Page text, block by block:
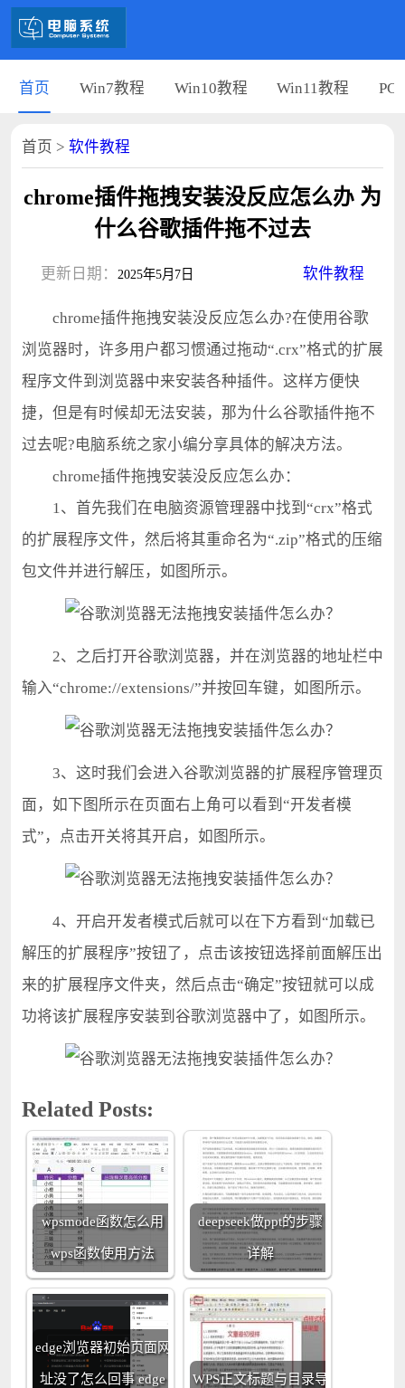
首页 Win7教程 Win10教程 Win11教程 PC
首页 > 软件教程
chrome插件拖拽安装没反应怎么办 为
什么谷歌插件拖不过去
更新日期： 2025年5月7日 软件教程
chrome插件拖拽安装没反应怎么办?在使用谷歌
浏览器时，许多用户都习惯通过拖动“.crx”格式的扩展
程序文件到浏览器中来安装各种插件。这样方便快
捷，但是有时候却无法安装，那为什么谷歌插件拖不
过去呢?电脑系统之家小编分享具体的解决方法。
chrome插件拖拽安装没反应怎么办：
1、首先我们在电脑资源管理器中找到“crx”格式
的扩展程序文件，然后将其重命名为“.zip”格式的压缩
包文件并进行解压，如图所示。
2、之后打开谷歌浏览器，并在浏览器的地址栏中
输入“chrome://extensions/”并按回车键，如图所示。
3、这时我们会进入谷歌浏览器的扩展程序管理页
面，如下图所示在页面右上角可以看到“开发者模
式”，点击开关将其开启，如图所示。
4、开启开发者模式后就可以在下方看到“加载已
解压的扩展程序”按钮了，点击该按钮选择前面解压出
来的扩展程序文件夹，然后点击“确定”按钮就可以成
功将该扩展程序安装到谷歌浏览器中了，如图所示。
Related Posts:
wpsmode函数怎么用
wps函数使用方法
deepseek做ppt的步骤
详解
edge浏览器初始页面网
址没了怎么回事 edge WPS正文标题与目录导